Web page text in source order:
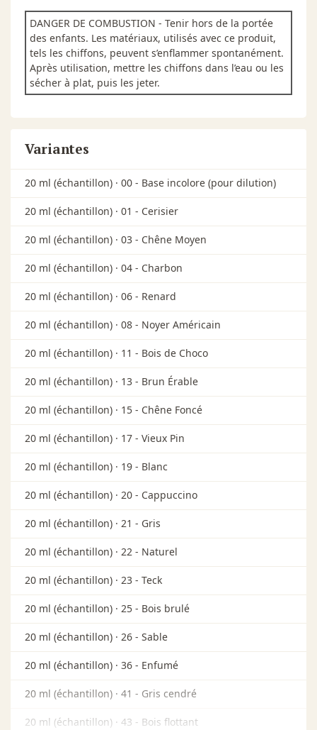
DANGER DE COMBUSTION - Tenir hors de la portée
des enfants. Les matériaux, utilisés avec ce produit,
tels les chiffons, peuvent s’enflammer spontanément.
Après utilisation, mettre les chiffons dans l’eau ou les
sécher à plat, puis les jeter.
Variantes
20 ml (échantillon) · 00 - Base incolore (pour dilution)
20 ml (échantillon) · 01 - Cerisier
20 ml (échantillon) · 03 - Chêne Moyen
20 ml (échantillon) · 04 - Charbon
20 ml (échantillon) · 06 - Renard
20 ml (échantillon) · 08 - Noyer Américain
20 ml (échantillon) · 11 - Bois de Choco
20 ml (échantillon) · 13 - Brun Érable
20 ml (échantillon) · 15 - Chêne Foncé
20 ml (échantillon) · 17 - Vieux Pin
20 ml (échantillon) · 19 - Blanc
20 ml (échantillon) · 20 - Cappuccino
20 ml (échantillon) · 21 - Gris
20 ml (échantillon) · 22 - Naturel
20 ml (échantillon) · 23 - Teck
20 ml (échantillon) · 25 - Bois brulé
20 ml (échantillon) · 26 - Sable
20 ml (échantillon) · 36 - Enfumé
20 ml (échantillon) · 41 - Gris cendré
20 ml (échantillon) · 43 - Bois flottant